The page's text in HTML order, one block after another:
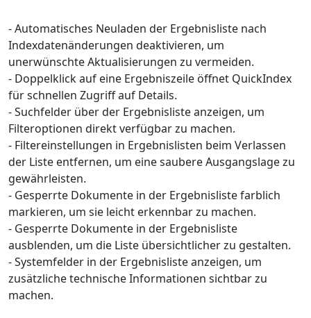
- Automatisches Neuladen der Ergebnisliste nach
Indexdatenänderungen deaktivieren, um
unerwünschte Aktualisierungen zu vermeiden.
- Doppelklick auf eine Ergebniszeile öffnet QuickIndex
für schnellen Zugriff auf Details.
- Suchfelder über der Ergebnisliste anzeigen, um
Filteroptionen direkt verfügbar zu machen.
- Filtereinstellungen in Ergebnislisten beim Verlassen
der Liste entfernen, um eine saubere Ausgangslage zu
gewährleisten.
- Gesperrte Dokumente in der Ergebnisliste farblich
markieren, um sie leicht erkennbar zu machen.
- Gesperrte Dokumente in der Ergebnisliste
ausblenden, um die Liste übersichtlicher zu gestalten.
- Systemfelder in der Ergebnisliste anzeigen, um
zusätzliche technische Informationen sichtbar zu
machen.